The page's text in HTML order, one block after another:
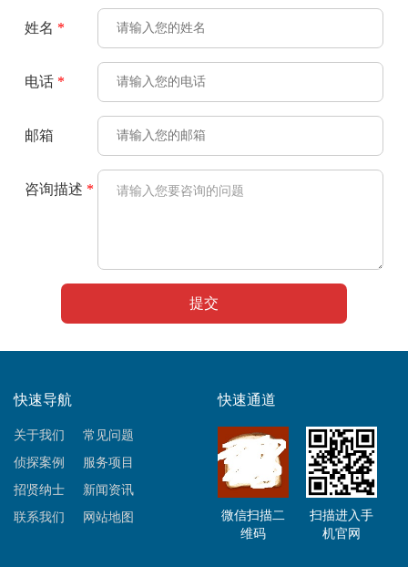
姓名 *
电话 *
邮箱
咨询描述 *
快速导航
关于我们
常见问题
侦探案例
服务项目
招贤纳士
新闻资讯
联系我们
网站地图
快速通道
微信扫描二
维码
扫描进入手
机官网